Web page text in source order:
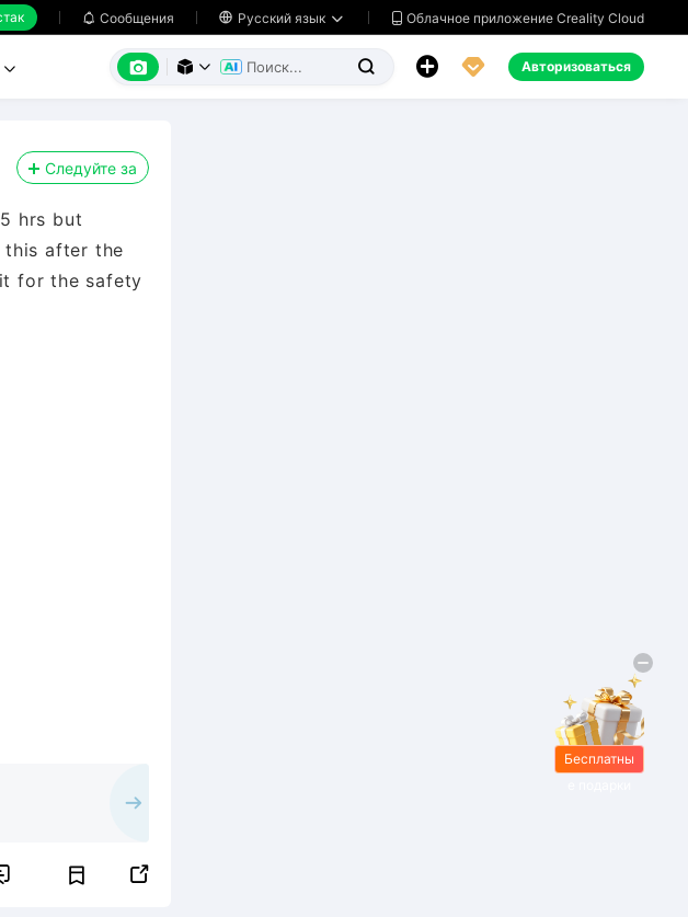
 Сообщения  Русский язык   Облачное приложение Creality Cloud
       Авторизоваться
Следуйте за
hrs but
this after the
for the safety

Бесплатны